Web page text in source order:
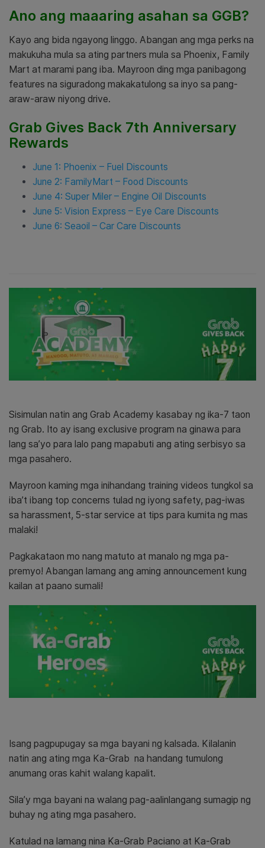
Ano ang maaaring asahan sa GGB?
Kayo ang bida ngayong linggo. Abangan ang mga perks na
makukuha mula sa ating partners mula sa Phoenix, Family
Mart at marami pang iba. Mayroon ding mga panibagong
features na siguradong makakatulong sa inyo sa pang-
araw-araw niyong drive.
Grab Gives Back 7th Anniversary
Rewards
June 1: Phoenix – Fuel Discounts
June 2: FamilyMart – Food Discounts
June 4: Super Miler – Engine Oil Discounts
June 5: Vision Express – Eye Care Discounts
June 6: Seaoil – Car Care Discounts
Sisimulan natin ang Grab Academy kasabay ng ika-7 taon
ng Grab. Ito ay isang exclusive program na ginawa para
lang sa’yo para lalo pang mapabuti ang ating serbisyo sa
mga pasahero.
Mayroon kaming mga inihandang training videos tungkol sa
iba’t ibang top concerns tulad ng iyong safety, pag-iwas
sa harassment, 5-star service at tips para kumita ng mas
malaki!
Pagkakataon mo nang matuto at manalo ng mga pa-
premyo! Abangan lamang ang aming announcement kung
kailan at paano sumali!
Isang pagpupugay sa mga bayani ng kalsada. Kilalanin
natin ang ating mga Ka-Grab na handang tumulong
anumang oras kahit walang kapalit.
Sila’y mga bayani na walang pag-aalinlangang sumagip ng
buhay ng ating mga pasahero.
Katulad na lamang nina Ka-Grab Paciano at Ka-Grab